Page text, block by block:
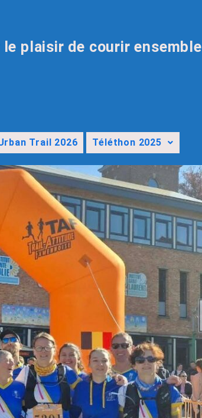
plaisir de courir ensemble
Trail 2026 Téléthon 2025